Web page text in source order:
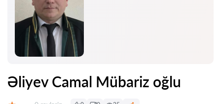
Əliyev Camal Mübariz oğlu